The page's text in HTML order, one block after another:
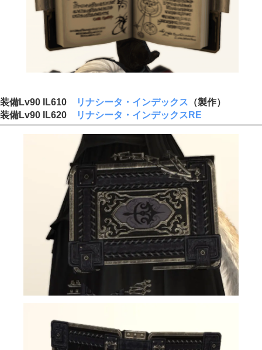
装備Lv90 IL610 リナシータ・インデックス （製作）
装備Lv90 IL620
リナシータ・インデックスRE